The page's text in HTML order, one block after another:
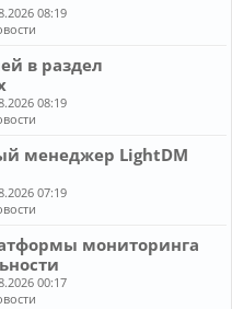
08:19
в раздел
08:19
менеджер LightDM
07:19
мониторинга
00:17